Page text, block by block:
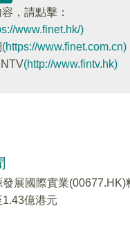
，請點擊：
www.finet.hk/)
(https://www.finet.com.cn)
(http://www.fintv.hk)
發展國際實業(00677.HK)
億港元